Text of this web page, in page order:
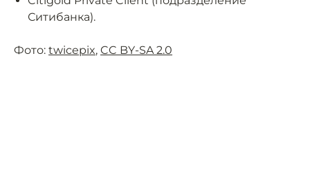
Ситибанка).
Фото: twicepix, CC BY-SA 2.0